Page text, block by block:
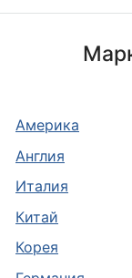
Америка
Англия
Италия
Китай
Корея